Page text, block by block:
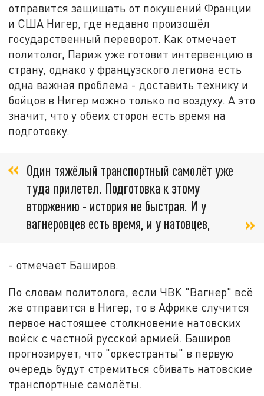
отправится защищать от покушений Франции
и США Нигер, где недавно произошёл
государственный переворот. Как отмечает
политолог, Париж уже готовит интервенцию в
страну, однако у французского легиона есть
одна важная проблема - доставить технику и
бойцов в Нигер можно только по воздуху. А это
значит, что у обеих сторон есть время на
подготовку.
Один тяжёлый транспортный самолёт уже
туда прилетел. Подготовка к этому
вторжению - история не быстрая. И у
вагнеровцев есть время, и у натовцев,
- отмечает Баширов.
По словам политолога, если ЧВК "Вагнер" всё
же отправится в Нигер, то в Африке случится
первое настоящее столкновение натовских
войск с частной русской армией. Баширов
прогнозирует, что "оркестранты" в первую
очередь будут стремиться сбивать натовские
транспортные самолёты.